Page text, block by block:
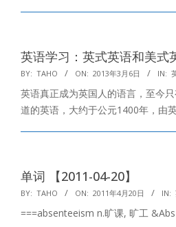
英语学习：英式英语和美式
2013-
03-
06
BY: TAHO ON: 2013年3月6日 IN:
英语真正成为英国人的语言，至今
道的英语，大约于公元1400年，由
单词 【2011-04-20】
2011-
BY: TAHO ON: 2011年4月20日 IN:
===absenteeism n.旷课, 旷工